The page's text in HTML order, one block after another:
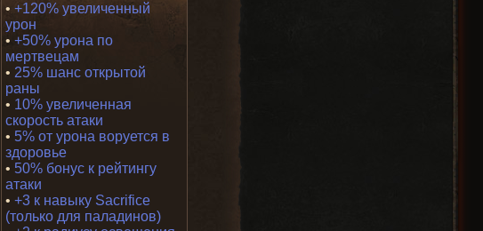
• +120% увеличенный
урон
• +50% урона по
мертвецам
• 25% шанс открытой
раны
• 10% увеличенная
скорость атаки
• 5% от урона воруется в
здоровье
• 50% бонус к рейтингу
атаки
• +3 к навыку Sacrifice
(только для паладинов)